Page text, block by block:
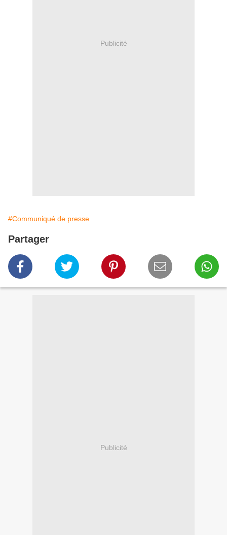
Publicité
#Communiqué de presse
Partager
Publicité